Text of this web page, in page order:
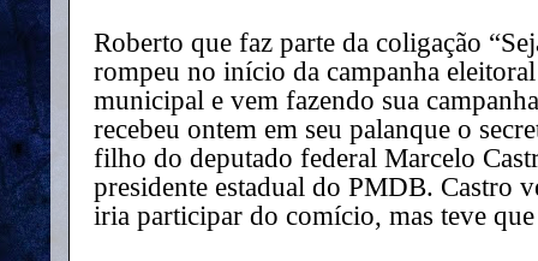
Roberto que faz parte da coligação
rompeu no início da campanha
municipal e vem fazendo sua
recebeu ontem em seu palanque o
filho do deputado federal Marcelo
presidente estadual do PMDB. Castro
iria participar do comício, mas teve